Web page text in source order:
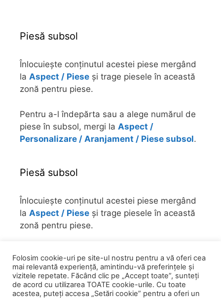
Piesă subsol
Înlocuiește conținutul acestei piese mergând
la Aspect / Piese și trage piesele în această
zonă pentru piese.
Pentru a-l îndepărta sau a alege numărul de
piese în subsol, mergi la Aspect /
Personalizare / Aranjament / Piese subsol.
Piesă subsol
Înlocuiește conținutul acestei piese mergând
la Aspect / Piese și trage piesele în această
zonă pentru piese.
piese în subsol, mergi laAspect /
Personalizare / Aranjament / Piese subsol.
Folosim cookie-uri pe site-ul nostru pentru a vă oferi cea
mai relevantă experiență, amintindu-vă preferințele și
vizitele repetate. Făcând clic pe „Accept toate”, sunteți
de acord cu utilizarea TOATE cookie-urile. Cu toate
acestea, puteți accesa „Setări cookie” pentru a oferi un